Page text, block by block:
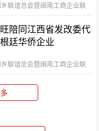
联谊总会暨闽南工商企业联
2020-04-28
陪同江西省发改委代
廷华侨企业
联谊总会暨闽南工商企业联